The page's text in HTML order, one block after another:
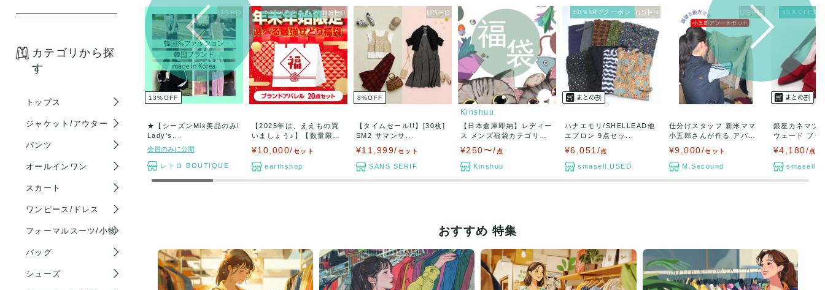
カテゴリから探
す
トップス
ジャケット/アウター
パンツ
オールインワン
スカート
ワンピース/ドレス
フォーマルスーツ/小物
バッグ
シューズ
13%OFF
★【シーズンMix美品のみ!
Lady's...
会員のみに公開
レトロ BOUTIQUE
5％OFFクーポン
【2025年は、ええもの買
いましょう♪】【数量限
¥10,000/セット
earthshop
8%OFF
【タイムセール!!】[30枚]
SM2 サマンサ...
¥11,999/セット
SANS SERIF
Kinshuu
【日本倉庫即納】レディー
ス メンズ福袋カテゴリ選
¥250〜/ 点
Kinshuu
50％OFFクーポン
ハナエモリ/SHELLEAD他
エプロン 9点セッ...
¥6,051/点
smasell.USED
仕分けスタッフ 新米ママ
小五郎さんが作る アパ
¥9,000/セット
M.Secound
50％OFFク
銀座カネマツ
ウェード ブ
¥4,180/点
おすすめ 特集